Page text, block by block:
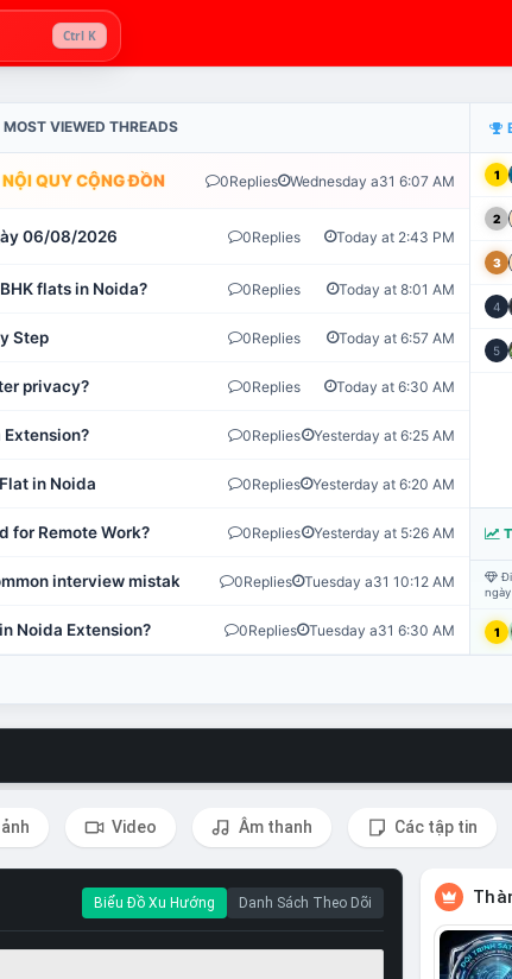
Ctrl K
MOST VIEWED THREADS
QUY CỘNG ĐỒNG VLIKE.VN: HỆ THỐNG GIÁM SÁT TỰ
0Replies Wednesday a31 6:07 AM
06/08/2026 0Replies Today at 2:43 PM
flats in Noida? 0Replies Today at 8:01 AM
Step 0Replies Today at 6:57 AM
privacy? 0Replies Today at 6:30 AM
Extension? 0Replies Yesterday at 6:25 AM
in Noida 0Replies Yesterday at 6:20 AM
for Remote Work? 0Replies Yesterday at 5:26 AM
interview mistakes? 0Replies Tuesday a31 10:12 AM
Noida Extension? 0Replies Tuesday a31 6:30 AM
1
2
3
4
5
1
Video Âm thanh Các tập tin
Biểu Đồ Xu Hướng Danh Sách Theo Dõi